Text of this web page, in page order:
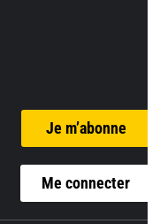
Je m’abonne
Me connecter